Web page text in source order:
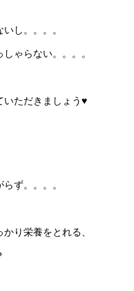
し。。。。
ゃらない。。。。
いただきましょう♥
ず。。。。
り栄養をとれる、